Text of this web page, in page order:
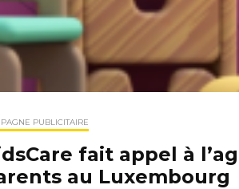
PUBLICITAIRE
fait appel à
au Luxembourg